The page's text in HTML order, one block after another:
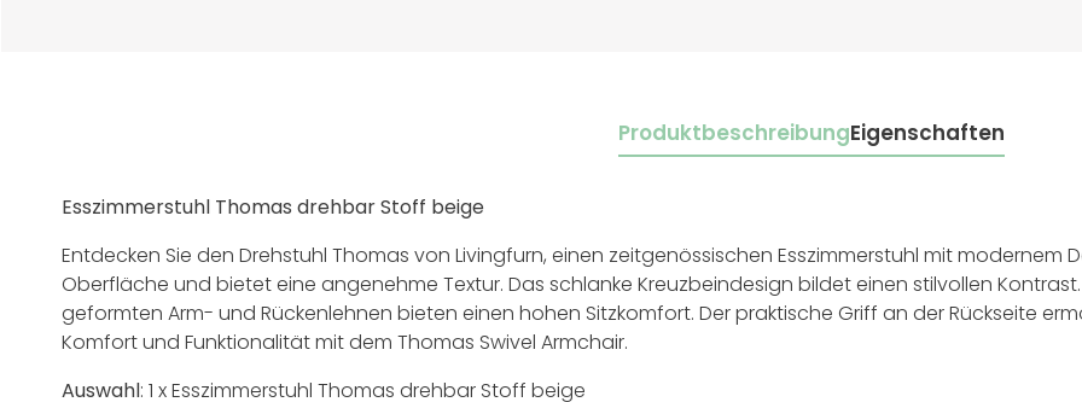
ProduktbeschreibungEigenschaften
Esszimmerstuhl Thomas drehbar Stoff beige
Entdecken Sie den Drehstuhl Thomas von Livingfurn, einen zeitgenössischen Esszimmerstuhl mit modernem
Oberfläche und bietet eine angenehme Textur. Das schlanke Kreuzbeindesign bildet einen stilvollen
geformten Arm- und Rückenlehnen bieten einen hohen Sitzkomfort. Der praktische Griff an der Rückseite
Komfort und Funktionalität mit dem Thomas Swivel Armchair.
Auswahl: 1 xEsszimmerstuhl Thomas drehbar Stoff beige